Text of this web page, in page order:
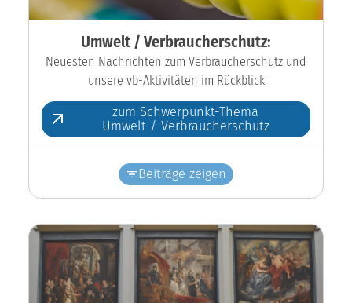
Umwelt / Verbraucherschutz:
Neuesten Nachrichten zum Verbraucherschutz und
unsere vb-Aktivitäten im Rückblick
zum Schwerpunkt-Thema
Umwelt / Verbraucherschutz
Beiträge zeigen